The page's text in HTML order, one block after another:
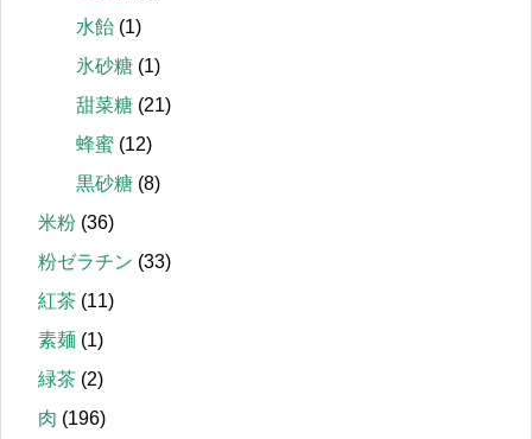
水飴 (1)
氷砂糖 (1)
甜菜糖 (21)
蜂蜜 (12)
黒砂糖 (8)
米粉 (36)
粉ゼラチン (33)
紅茶 (11)
素麺 (1)
緑茶 (2)
肉 (196)